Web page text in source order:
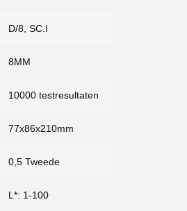
D/8, SC.I
8MM
10000 testresultaten
77x86x210mm
0,5 Tweede
L*: 1-100